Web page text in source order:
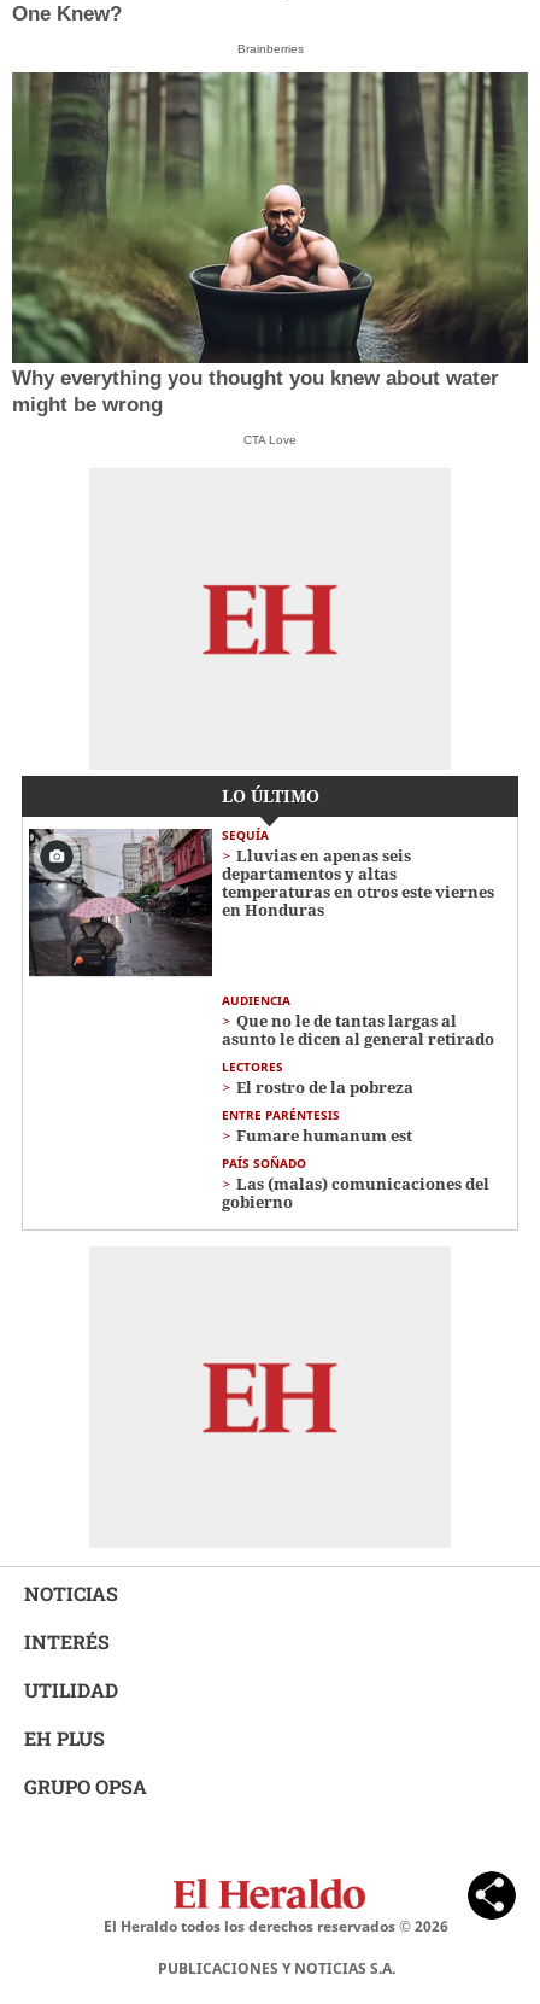
One Knew?
Brainberries
Why everything you thought you knew about water
might be wrong
CTA Love
LO ÚLTIMO
SEQUÍA
Lluvias en apenas seis
departamentos y altas
temperaturas en otros este viernes
en Honduras
AUDIENCIA
Que no le de tantas largas al
asunto le dicen al general retirado
LECTORES
El rostro de la pobreza
ENTRE PARÉNTESIS
Fumare humanum est
PAÍS SOÑADO
Las (malas) comunicaciones del
gobierno
NOTICIAS
INTERÉS
UTILIDAD
EH PLUS
GRUPO OPSA
El Heraldo todos los derechos reservados ©2026
PUBLICACIONES Y NOTICIAS S.A.